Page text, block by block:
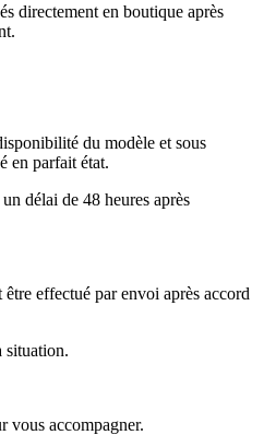
directement en boutique après
du modèle et sous
en parfait état.
délai de 48 heures après
effectué par envoi après accord
situation.
vous accompagner.